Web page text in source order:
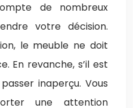
de nombreux
votre décision.
le meuble ne doit
En revanche, s’il est
inaperçu. Vous
une attention